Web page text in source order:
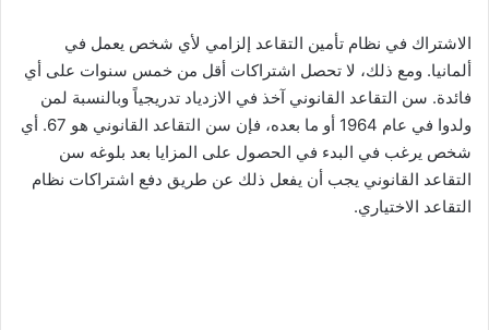
الاشتراك في نظام تأمين التقاعد إلزامي لأي شخص يعمل في
ألمانيا. ومع ذلك، لا تحصل اشتراكات أقل من خمس سنوات على أي
فائدة. سن التقاعد القانوني آخذ في الازدياد تدريجياً وبالنسبة لمن
ولدوا في عام 1964 أو ما بعده، فإن سن التقاعد القانوني هو 67. أي
شخص يرغب في البدء في الحصول على المزايا بعد بلوغه سن
التقاعد القانوني يجب أن يفعل ذلك عن طريق دفع اشتراكات نظام
التقاعد الاختياري.